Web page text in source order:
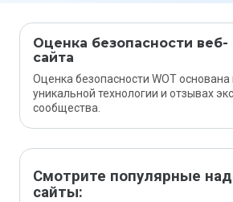
Оценка безопасности веб-
сайта
Оценка безопасности WOT
уникальной технологии и отзывах
сообщества.
Смотрите популярные
сайты: